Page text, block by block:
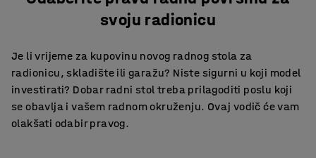
svoju radionicu
Je li vrijeme za kupovinu novog radnog stola za
radionicu, skladište ili garažu? Niste sigurni u koji model
investirati? Dobar radni stol treba prilagoditi poslu koji
se obavlja i vašem radnom okruženju. Ovaj vodič će vam
olakšati odabir pravog.